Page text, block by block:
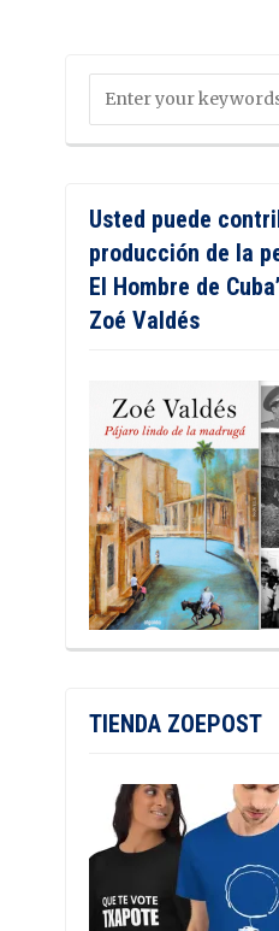
Usted puede
producción de la
El Hombre de
Zoé Valdés
TIENDA ZOEPOST